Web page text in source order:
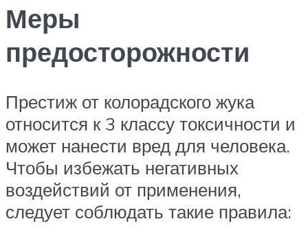
Меры
предосторожности
Престиж от колорадского жука
относится к 3 классу токсичности и
может нанести вред для человека.
Чтобы избежать негативных
воздействий от применения,
следует соблюдать такие правила: